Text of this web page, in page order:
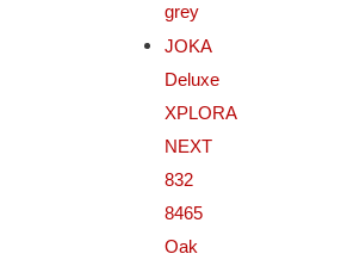
grey
JOKA
Deluxe
XPLORA
NEXT
832
8465
Oak